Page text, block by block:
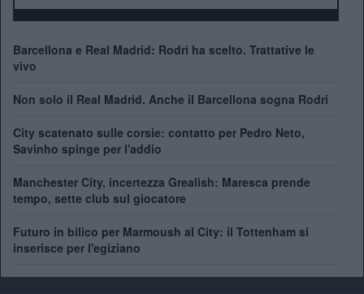
Barcellona e Real Madrid: Rodri ha scelto. Trattative le
vivo
Non solo il Real Madrid. Anche il Barcellona sogna Rodri
City scatenato sulle corsie: contatto per Pedro Neto,
Savinho spinge per l'addio
Manchester City, incertezza Grealish: Maresca prende
tempo, sette club sul giocatore
Futuro in bilico per Marmoush al City: il Tottenham si
inserisce per l'egiziano